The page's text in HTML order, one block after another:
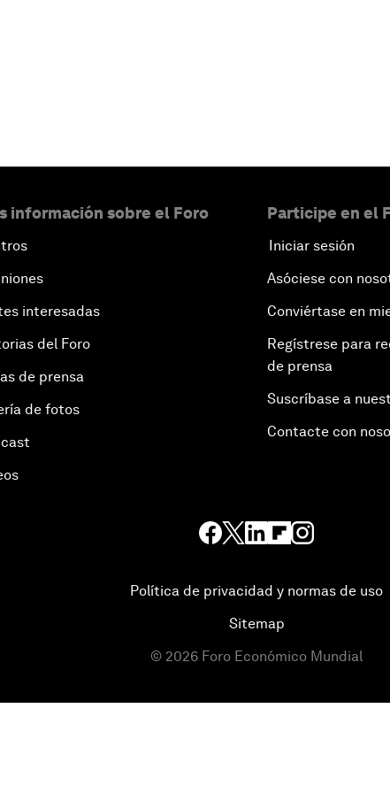
información sobre el Foro
interesadas
del Foro
de prensa
de fotos
Participe en el
Iniciar sesión
Asóciese con
Conviértase en
Regístrese para
de prensa
Suscríbase a
Contacte con
Política de privacidad y normas de uso
Sitemap
© 2026 Foro Económico Mundial